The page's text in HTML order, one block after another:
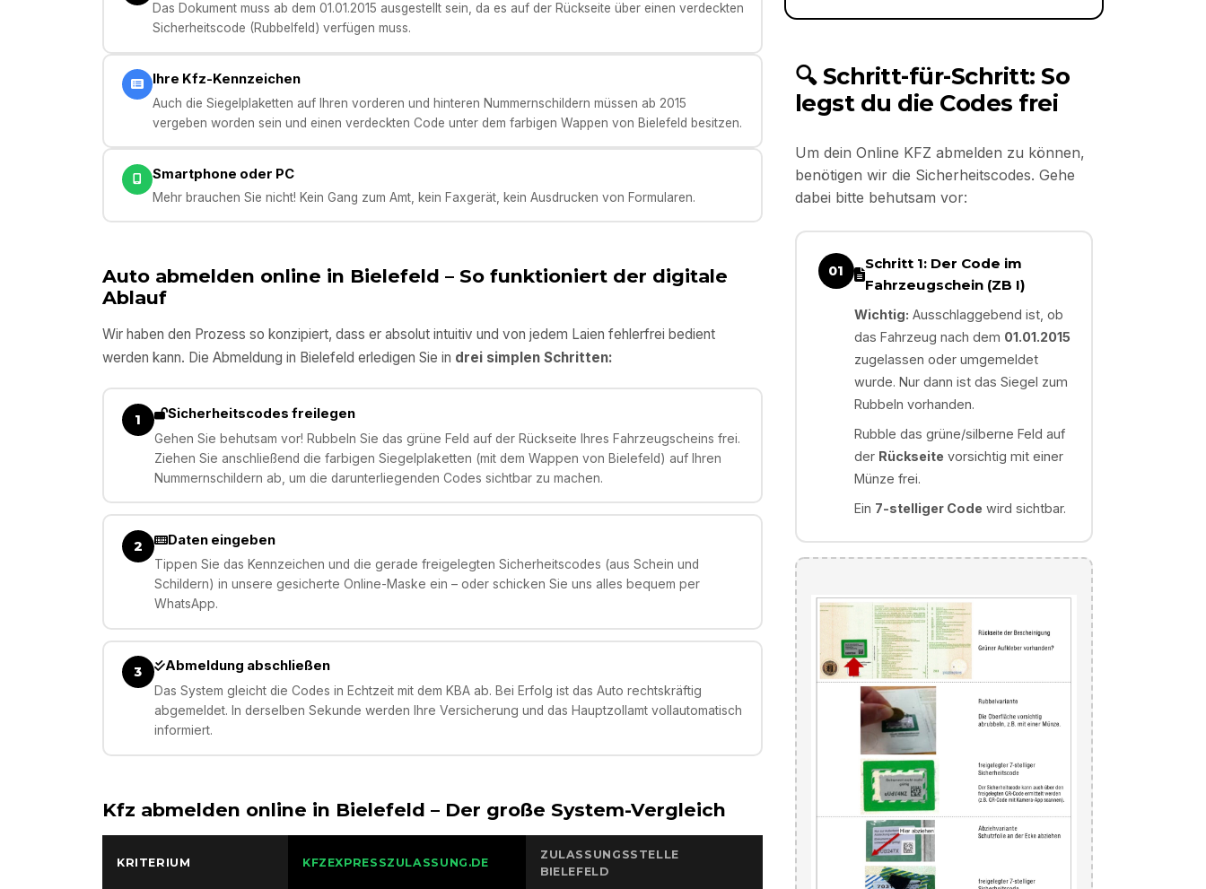
Das Dokument muss ab dem 01.01.2015 ausgestellt sein, da es auf der Rückseite über einen verdeckten
Sicherheitscode (Rubbelfeld) verfügen muss.
Ihre Kfz-Kennzeichen
Auch die Siegelplaketten auf Ihren vorderen und hinteren Nummernschildern müssen ab 2015
vergeben worden sein und einen verdeckten Code unter dem farbigen Wappen von Bielefeld besitzen.
Smartphone oder PC
Mehr brauchen Sie nicht! Kein Gang zum Amt, kein Faxgerät, kein Ausdrucken von Formularen.
Auto abmelden online in Bielefeld – So funktioniert der digitale
Ablauf
Wir haben den Prozess so konzipiert, dass er absolut intuitiv und von jedem Laien fehlerfrei bedient
werden kann. Die Abmeldung in Bielefeld erledigen Sie in drei simplen Schritten:
1 Sicherheitscodes freilegen
Gehen Sie behutsam vor! Rubbeln Sie das grüne Feld auf der Rückseite Ihres Fahrzeugscheins frei.
Ziehen Sie anschließend die farbigen Siegelplaketten (mit dem Wappen von Bielefeld) auf Ihren
Nummernschildern ab, um die darunterliegenden Codes sichtbar zu machen.
2 Daten eingeben
Tippen Sie das Kennzeichen und die gerade freigelegten Sicherheitscodes (aus Schein und
Schildern) in unsere gesicherte Online-Maske ein – oder schicken Sie uns alles bequem per
WhatsApp.
3 Abmeldung abschließen
Das System gleicht die Codes in Echtzeit mit dem KBA ab. Bei Erfolg ist das Auto rechtskräftig
abgemeldet. In derselben Sekunde werden Ihre Versicherung und das Hauptzollamt vollautomatisch
informiert.
Kfz abmelden online in Bielefeld – Der große System-Vergleich
KRITERIUM KFZEXPRESSZULASSUNG.DE
ZULASSUNGSSTELLE
BIELEFELD
🔍 Schritt-für-Schritt: So
legst du die Codes frei
Um dein Online KFZ abmelden zu können,
benötigen wir die Sicherheitscodes. Gehe
dabei bitte behutsam vor:
01
Schritt 1: Der Code im
Fahrzeugschein (ZB I)
Wichtig: Ausschlaggebend ist, ob
das Fahrzeug nach dem 01.01.2015
zugelassen oder umgemeldet
wurde. Nur dann ist das Siegel zum
Rubbeln vorhanden.
Rubble das grüne/silberne Feld auf
der Rückseite vorsichtig mit einer
Münze frei.
Ein 7-stelliger Code wird sichtbar.